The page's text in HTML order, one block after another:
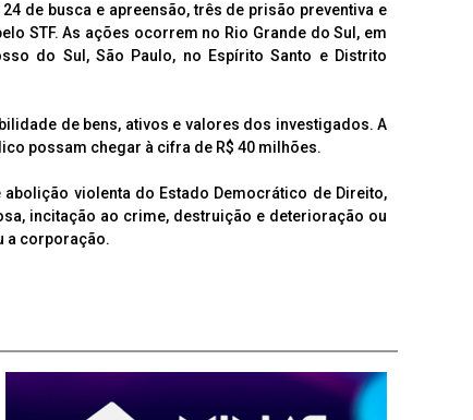
de busca e apreensão, três de prisão preventiva e
STF. As ações ocorrem no Rio Grande do Sul, em
do Sul, São Paulo, no Espírito Santo e Distrito
de bens, ativos e valores dos investigados. A
possam chegar à cifra de R$ 40 milhões.
violenta do Estado Democrático de Direito,
incitação ao crime, destruição e deterioração ou
a corporação.